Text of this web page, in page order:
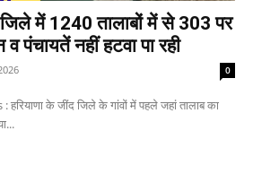
में 1240 तालाबों में से 303 पर
पंचायतें नहीं हटवा पा रही
0
के जींद जिले के गांवों में पहले जहां तालाब का